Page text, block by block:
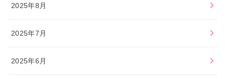
2025年8月
2025年7月
2025年6月